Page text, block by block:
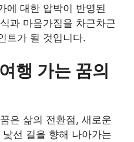
에 대한 압박이 반영된
과 마음가짐을 차근차근
트가 될 것입니다.
행 가는 꿈의
은 삶의 전환점, 새로운
선 길을 향해 나아가는